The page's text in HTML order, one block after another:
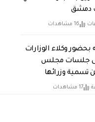
دمشق
16 مشاهدات
بحضور وكلاء الوزارات
جلسات مجلس
تسمية وزرائها
17 مشاهدات